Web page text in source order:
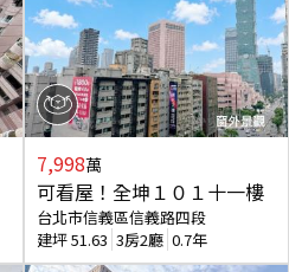
7,998萬
可看屋！全坤１０１十一樓
台北市信義區信義路四段
建坪51.63 3房2廳 0.7年